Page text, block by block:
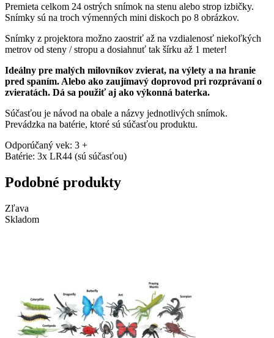
Premieta celkom 24 ostrých snímok na stenu alebo strop izbičky.
Snímky sú na troch výmenných mini diskoch po 8 obrázkov.
Snímky z projektora možno zaostriť až na vzdialenosť niekoľkých
metrov od steny / stropu a dosiahnuť tak šírku až 1 meter!
Ideálny pre malých milovníkov zvierat, na výlety a na hranie
pred spaním. Alebo ako zaujímavý doprovod pri rozprávaní o
zvieratách. Dá sa použiť aj ako výkonná baterka.
Súčasťou je návod na obale a názvy jednotlivých snímok.
Prevádzka na batérie, ktoré sú súčasťou produktu.
Odporúčaný vek: 3 +
Batérie: 3x LR44 (sú súčasťou)
Podobné produkty
Zľava
Skladom